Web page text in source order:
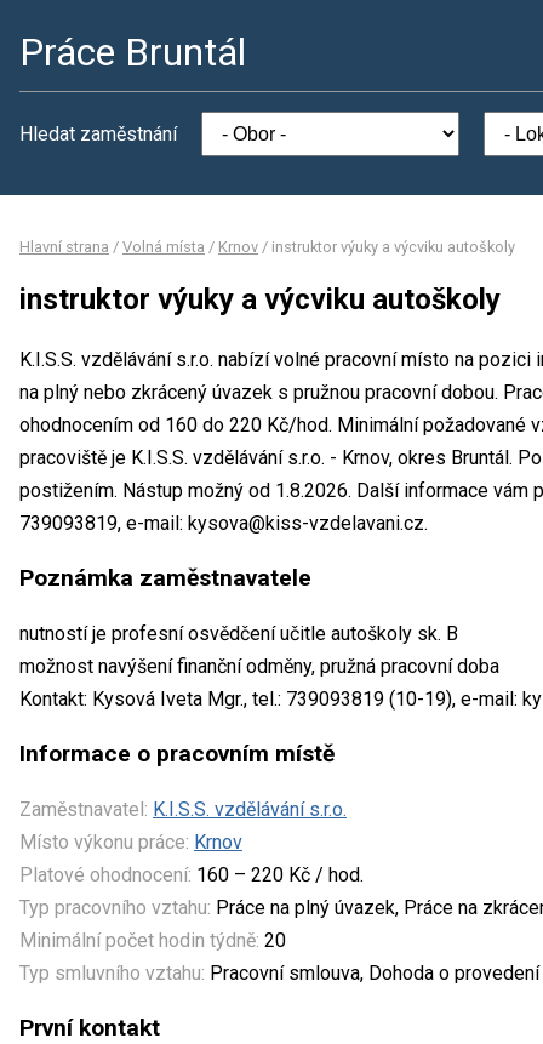
Práce Bruntál
Hledat zaměstnání
Hlavní strana / Volná místa / Krnov / instruktor výuky a výcviku autoškoly
instruktor výuky a výcviku autoškoly
K.I.S.S. vzdělávání s.r.o. nabízí volné pracovní místo na
na plný nebo zkrácený úvazek s pružnou pracovní dobou.
ohodnocením od 160 do 220 Kč/hod. Minimální požadované
pracoviště je K.I.S.S. vzdělávání s.r.o. - Krnov, okres Bruntál.
postižením. Nástup možný od 1.8.2026. Další informace vám
739093819, e-mail: kysova@kiss-vzdelavani.cz.
Poznámka zaměstnavatele
nutností je profesní osvědčení učitle autoškoly sk. B
možnost navýšení finanční odměny, pružná pracovní doba
Kontakt: Kysová Iveta Mgr., tel.: 739093819 (10-19), e-mail:
Informace o pracovním místě
Zaměstnavatel: K.I.S.S. vzdělávání s.r.o.
Místo výkonu práce: Krnov
Platové ohodnocení: 160 – 220 Kč / hod.
Typ pracovního vztahu: Práce na plný úvazek, Práce na
Minimální počet hodin týdně: 20
Typ smluvního vztahu: Pracovní smlouva, Dohoda o
První kontakt